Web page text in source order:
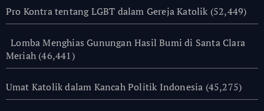
Pro Kontra tentang LGBT dalam Gereja Katolik (52,449)
Lomba Menghias Gunungan Hasil Bumi di Santa Clara
Meriah (46,441)
Umat Katolik dalam Kancah Politik Indonesia (45,275)